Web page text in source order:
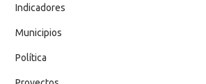
Indicadores
Municipios
Política